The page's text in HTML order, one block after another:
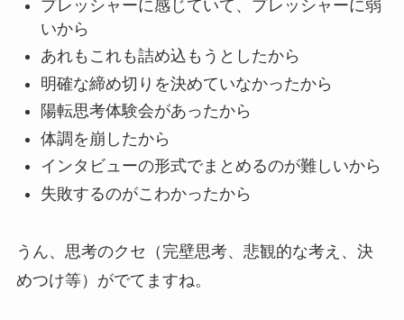
プレッシャーに感じていて、プレッシャーに弱
いから
あれもこれも詰め込もうとしたから
明確な締め切りを決めていなかったから
陽転思考体験会があったから
体調を崩したから
インタビューの形式でまとめるのが難しいから
失敗するのがこわかったから
うん、思考のクセ（完壁思考、悲観的な考え、決
めつけ等）がでてますね。